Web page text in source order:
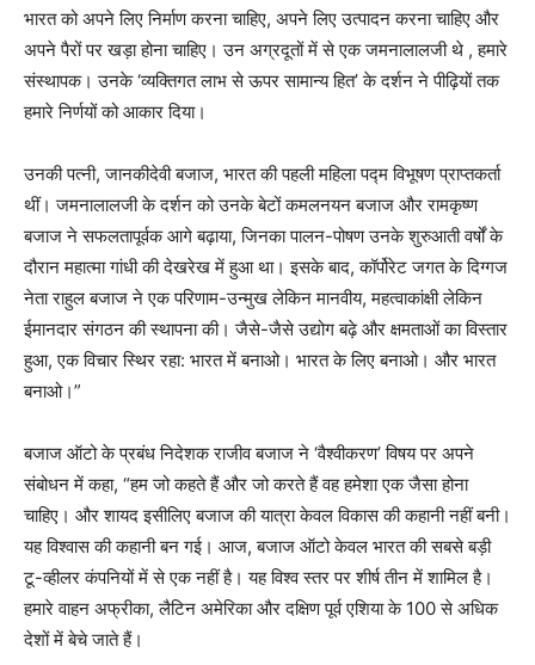
भारत को अपने लिए निर्माण करना चाहिए, अपने लिए उत्पादन करना चाहिए और
अपने पैरों पर खड़ा होना चाहिए। उन अग्रदूतों में से एक जमनालालजी थे , हमारे
संस्थापक। उनके ‘व्यक्तिगत लाभ से ऊपर सामान्य हित’ के दर्शन ने पीढ़ियों तक
हमारे निर्णयों को आकार दिया।
उनकी पत्नी, जानकीदेवी बजाज, भारत की पहली महिला पद्म विभूषण प्राप्तकर्ता
थीं। जमनालालजी के दर्शन को उनके बेटों कमलनयन बजाज और रामकृष्ण
बजाज ने सफलतापूर्वक आगे बढ़ाया, जिनका पालन-पोषण उनके शुरुआती वर्षों के
दौरान महात्मा गांधी की देखरेख में हुआ था। इसके बाद, कॉर्पोरेट जगत के दिग्गज
नेता राहुल बजाज ने एक परिणाम-उन्मुख लेकिन मानवीय, महत्वाकांक्षी लेकिन
ईमानदार संगठन की स्थापना की। जैसे-जैसे उद्योग बढ़े और क्षमताओं का विस्तार
हुआ, एक विचार स्थिर रहा: भारत में बनाओ। भारत के लिए बनाओ। और भारत
बनाओ।”
बजाज ऑटो के प्रबंध निदेशक राजीव बजाज ने ‘वैश्वीकरण’ विषय पर अपने
संबोधन में कहा, “हम जो कहते हैं और जो करते हैं वह हमेशा एक जैसा होना
चाहिए। और शायद इसीलिए बजाज की यात्रा केवल विकास की कहानी नहीं बनी।
यह विश्वास की कहानी बन गई। आज, बजाज ऑटो केवल भारत की सबसे बड़ी
टू-व्हीलर कंपनियों में से एक नहीं है। यह विश्व स्तर पर शीर्ष तीन में शामिल है।
हमारे वाहन अफ्रीका, लैटिन अमेरिका और दक्षिण पूर्व एशिया के 100 से अधिक
देशों में बेचे जाते हैं।